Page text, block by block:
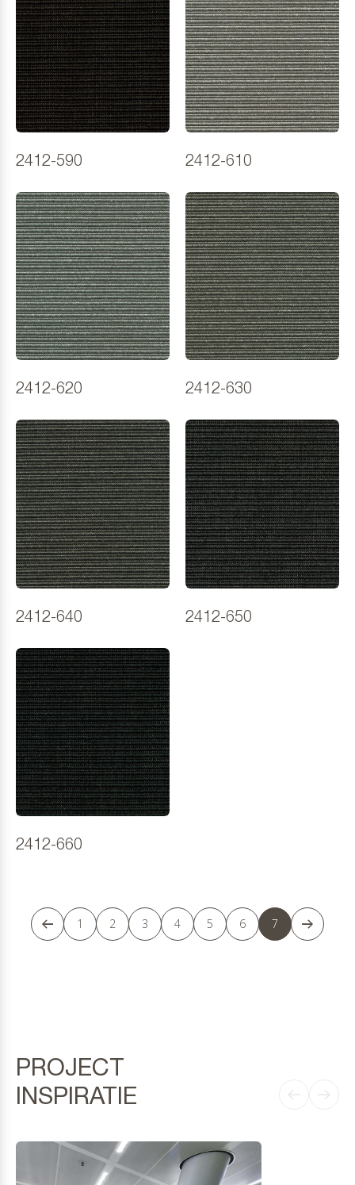
2412-590 2412-610
2412-620 2412-630
2412-640 2412-650
2412-660
1 2 3 4 5 6 7
PROJECT
INSPIRATIE